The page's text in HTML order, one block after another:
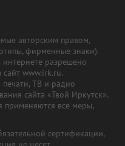
авторским правом,
фирменные знаки).
интернете разрешено
сайт www.irk.ru.
печати, ТВ и радио
сайта «Твой Иркутск».
все меры,
сертификации,